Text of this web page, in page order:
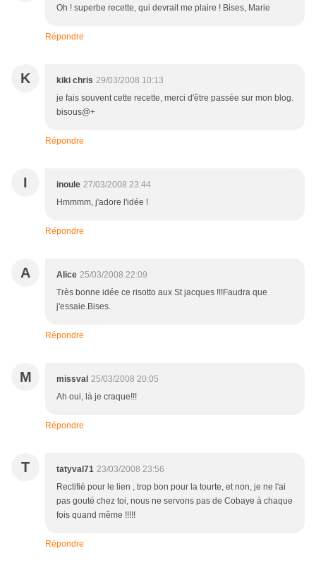
Oh ! superbe recette, qui devrait me plaire ! Bises, Marie
Répondre
K kiki chris 29/03/2008 10:13
je fais souvent cette recette, merci d'être passée sur mon blog.
bisous@+
Répondre
I inoule 27/03/2008 23:44
Hmmmm, j'adore l'idée !
Répondre
A Alice 25/03/2008 22:09
Très bonne idée ce risotto aux St jacques !!!Faudra que
j'essaie.Bises.
Répondre
M missval 25/03/2008 20:05
Ah oui, là je craque!!!
Répondre
T tatyval71 23/03/2008 23:56
Rectifié pour le lien , trop bon pour la tourte, et non, je ne l'ai
pas gouté chez toi, nous ne servons pas de Cobaye à chaque
fois quand même !!!!!
Répondre